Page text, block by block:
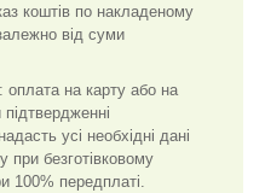
коштів по накладеному
від суми
оплата на карту або на
усі необхідні дані
при безготівковому
100% передплаті.